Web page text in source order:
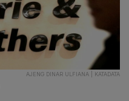
AJENG DINAR ULFIANA | KATADATA